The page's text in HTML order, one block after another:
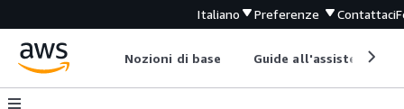
Italiano Preferenze Contattaci
Nozioni di base Guide all'assistenza